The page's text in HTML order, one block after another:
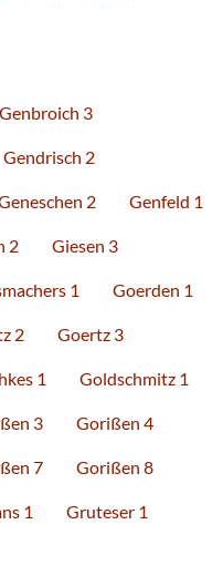
Genbroich 3
Gendrisch 2
2 Genfeld 1
2 Giesen 3
1 Goerden 1
2 Goertz 3
1 Goldschmitz 1
3 Gorißen 4
7 Gorißen 8
1 Gruteser 1